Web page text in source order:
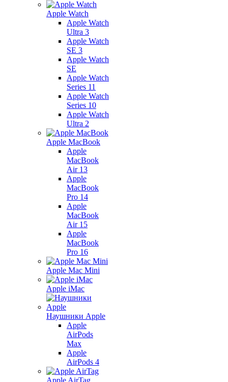
Apple Watch
Apple Watch
Ultra 3
Apple Watch
SE 3
Apple Watch
SE
Apple Watch
Series 11
Apple Watch
Series 10
Apple Watch
Ultra 2
Apple MacBook
Apple
MacBook
Air 13
Apple
MacBook
Pro 14
Apple
MacBook
Air 15
Apple
MacBook
Pro 16
Apple Mac Mini
Apple iMac
Наушники Apple
Apple
AirPods
Max
Apple
AirPods 4
Apple AirTag